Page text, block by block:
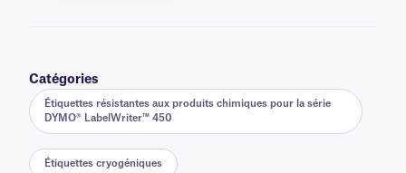
Catégories
Étiquettes résistantes aux produits chimiques pour la série
DYMO® LabelWriter™ 450
Étiquettes cryogéniques